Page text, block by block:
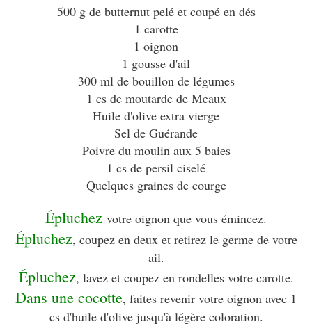
500 g de butternut pelé et coupé en dés
1 carotte
1 oignon
1 gousse d'ail
300 ml de bouillon de légumes
1 cs de moutarde de Meaux
Huile d'olive extra vierge
Sel de Guérande
Poivre du moulin aux 5 baies
1 cs de persil ciselé
Quelques graines de courge
Épluchez votre oignon que vous émincez.
Épluchez, coupez en deux et retirez le germe de votre
ail.
Épluchez, lavez et coupez en rondelles votre carotte.
Dans une cocotte, faites revenir votre oignon avec 1
cs d'huile d'olive jusqu'à légère coloration.